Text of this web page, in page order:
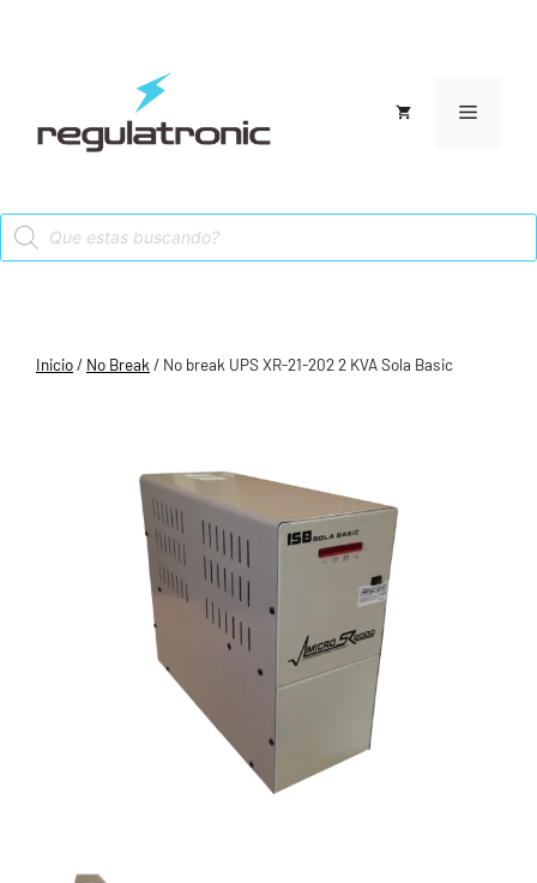
Menú
Products
search
Inicio/ No Break / No break UPS XR-21-202 2 KVA Sola Basic